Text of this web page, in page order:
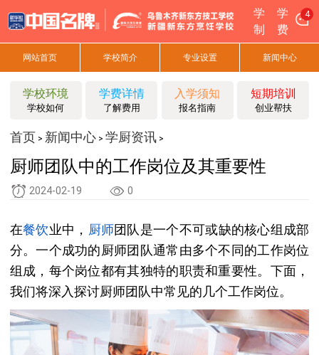
学
制
学
费
4
网站首页 学校简介 专业设置 新闻中心
学校环境
学校如何
学费详情
了解费用
入学须知
报名指南
短期培训
创业帮扶
首页 > 新闻中心> 学厨资讯>
厨师团队中的工作岗位及其重要性
2024-02-19 0
在餐饮业中， 厨师团队是一个不可或缺的核心组成部
分。一个成功的厨师团队通常由多个不同的工作岗位
组成，每个岗位都有其独特的职责和重要性。下面，
我们将深入探讨厨师团队中常见的几个工作岗位。